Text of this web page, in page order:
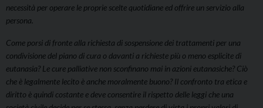
necessità per operare le proprie scelte quotidiane ed offrire un servizio alla
persona.
Come porsi di fronte alla richiesta di sospensione dei trattamenti per una
condivisione del piano di cura o davanti a richieste più o meno esplicite di
eutanasia? Le cure palliative non sconfinano mai in azioni eutanasiche? Ciò
che è legalmente lecito è anche moralmente buono? Il confronto tra etica e
diritto è quindi costante e deve consentire il rispetto delle leggi che una